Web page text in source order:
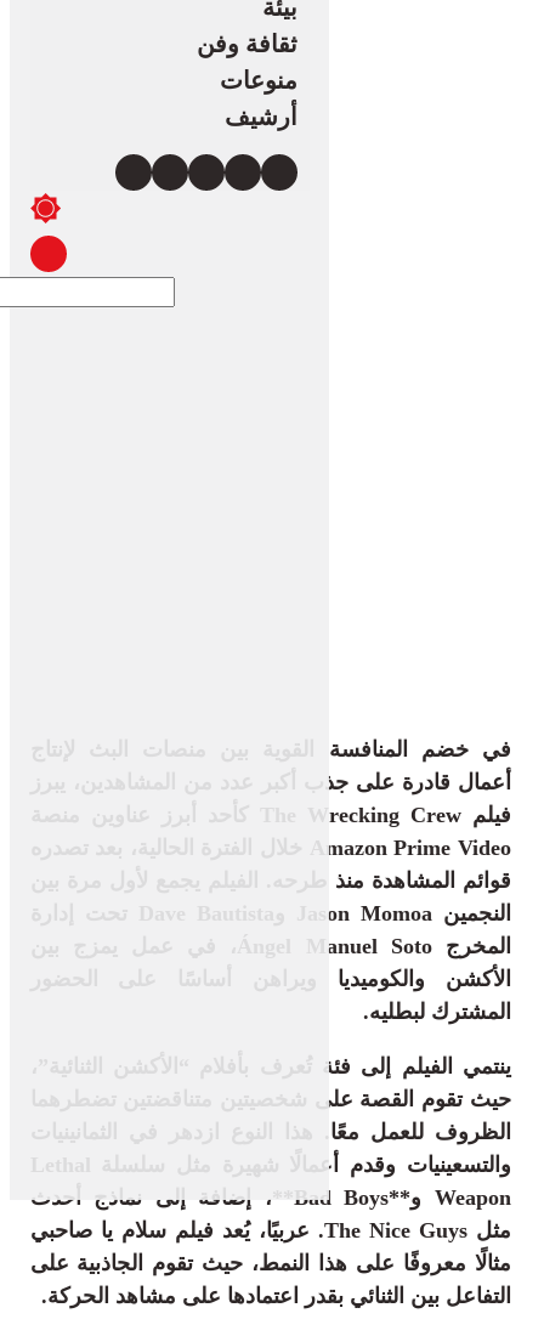
بيئة
ثقافة وفن
منوعات
أرشيف
في خضم المنافسة القوية بين منصات البث لإنتاج
أعمال قادرة على جذب أكبر عدد من المشاهدين، يبرز
فيلمThe Wrecking Crew
قوائم المشاهدة منذ طرحه. الفيلم يجمع لأول مرة بين
الأكشن والكوميديا ويراهن أساسًا على الحضور
المشترك لبطليه.
ينتمي الفيلم إلى فئة تُعرف بأفلام “الأكشن الثنائية”،
حيث تقوم القصة على شخصيتين متناقضتين تضطرهما
الظروف للعمل معًا. هذا النوع ازدهر في الثمانينيات
والتسعينيات وقدم أعمالًا شهيرة مثل سلسلة
Weapon
و**Bad Boys**، إضافة إلى نماذج أحدث
مثلThe Nice Guys. عربيًا، يُعد فيلمسلام يا صاحبي
مثالًا معروفًا على هذا النمط، حيث تقوم الجاذبية على
التفاعل بين الثنائي بقدر اعتمادها على مشاهد الحركة.